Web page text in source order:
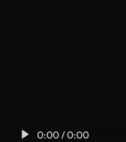
0:00 / 0:00